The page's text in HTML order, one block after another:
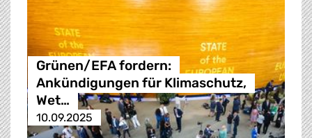
Grünen/EFA fordern:
Ankündigungen für Klimaschutz,
Wet…
10.09.2025